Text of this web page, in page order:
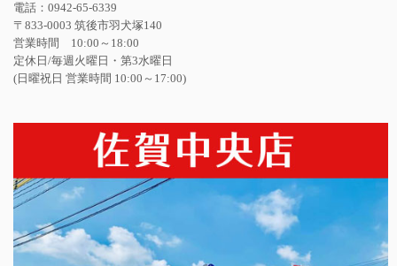
電話：0942-65-6339
〒833-0003 筑後市羽犬塚140
営業時間 10:00～18:00
定休日/毎週火曜日・第3水曜日
(日曜祝日 営業時間 10:00～17:00)